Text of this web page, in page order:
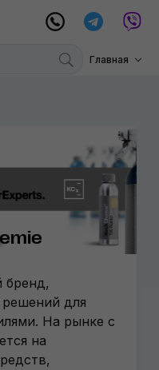
Главная
бренд,
для
На рынке с
на